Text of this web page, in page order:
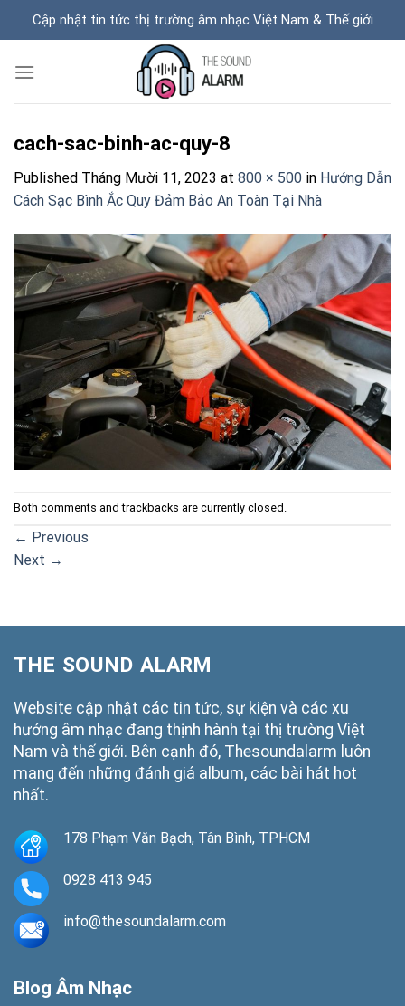
Cập nhật tin tức thị trường âm nhạc Việt Nam & Thế giới
cach-sac-binh-ac-quy-8
Published Tháng Mười 11, 2023 at 800 × 500 in Hướng Dẫn
Cách Sạc Bình Ắc Quy Đảm Bảo An Toàn Tại Nhà
Both comments and trackbacks are currently closed.
← Previous
Next →
THE SOUND ALARM
Website cập nhật các tin tức, sự kiện và các xu
hướng âm nhạc đang thịnh hành tại thị trường Việt
Nam và thế giới. Bên cạnh đó, Thesoundalarm luôn
mang đến những đánh giá album, các bài hát hot
nhất.
178 Phạm Văn Bạch, Tân Bình, TPHCM
0928 413 945
info@thesoundalarm.com
Blog Âm Nhạc